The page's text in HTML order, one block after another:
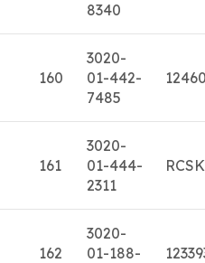
8340
160
3020-
01-442-
7485
161
3020-
01-444-
2311
162
3020-
01-188-